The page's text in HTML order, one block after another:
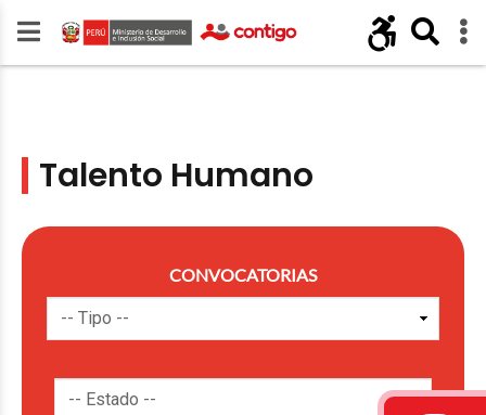
Talento Humano
CONVOCATORIAS